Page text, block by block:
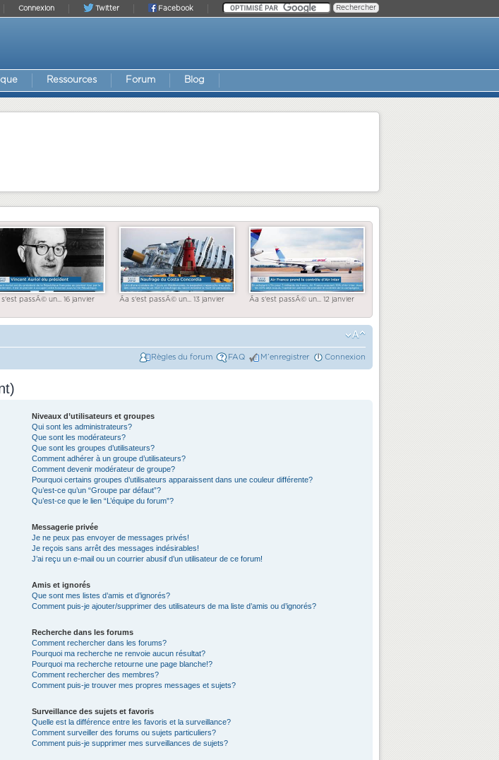
Facebook
Twitter
Connexion
Ressources Forum Blog
s'est passÃ© un... 16 janvier Ãa s'est passÃ© un... 13 janvier Ãa s'est passÃ© un... 12 janvier
Règles du forum FAQ M’enregistrer Connexion
Niveaux d’utilisateurs et groupes
Qui sont les administrateurs?
Que sont les modérateurs?
Que sont les groupes d’utilisateurs?
Comment adhérer à un groupe d’utilisateurs?
Comment devenir modérateur de groupe?
Pourquoi certains groupes d’utilisateurs apparaissent dans une couleur différente?
Qu’est-ce qu’un “Groupe par défaut”?
Qu’est-ce que le lien “L’équipe du forum”?
Messagerie privée
Je ne peux pas envoyer de messages privés!
Je reçois sans arrêt des messages indésirables!
J’ai reçu un e-mail ou un courrier abusif d’un utilisateur de ce forum!
Amis et ignorés
Que sont mes listes d’amis et d’ignorés?
Comment puis-je ajouter/supprimer des utilisateurs de ma liste d’amis ou d’ignorés?
Recherche dans les forums
Comment rechercher dans les forums?
Pourquoi ma recherche ne renvoie aucun résultat?
Pourquoi ma recherche retourne une page blanche!?
Comment rechercher des membres?
Comment puis-je trouver mes propres messages et sujets?
Surveillance des sujets et favoris
Quelle est la différence entre les favoris et la surveillance?
Comment surveiller des forums ou sujets particuliers?
Comment puis-je supprimer mes surveillances de sujets?